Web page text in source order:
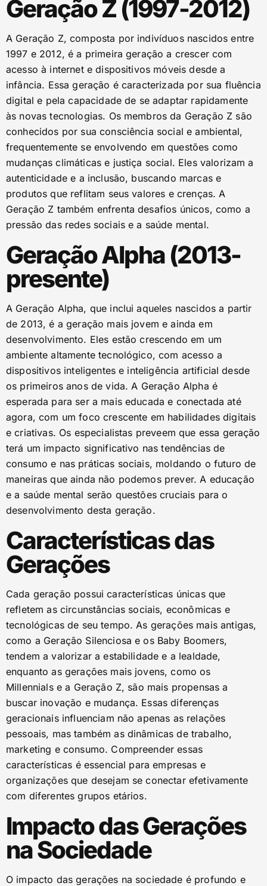
Geração Z (1997-2012)
A Geração Z, composta por indivíduos nascidos entre
1997 e 2012, é a primeira geração a crescer com
acesso à internet e dispositivos móveis desde a
infância. Essa geração é caracterizada por sua fluência
digital e pela capacidade de se adaptar rapidamente
às novas tecnologias. Os membros da Geração Z são
conhecidos por sua consciência social e ambiental,
frequentemente se envolvendo em questões como
mudanças climáticas e justiça social. Eles valorizam a
autenticidade e a inclusão, buscando marcas e
produtos que reflitam seus valores e crenças. A
Geração Z também enfrenta desafios únicos, como a
pressão das redes sociais e a saúde mental.
Geração Alpha (2013-
presente)
A Geração Alpha, que inclui aqueles nascidos a partir
de 2013, é a geração mais jovem e ainda em
desenvolvimento. Eles estão crescendo em um
ambiente altamente tecnológico, com acesso a
dispositivos inteligentes e inteligência artificial desde
os primeiros anos de vida. A Geração Alpha é
esperada para ser a mais educada e conectada até
agora, com um foco crescente em habilidades digitais
e criativas. Os especialistas preveem que essa geração
terá um impacto significativo nas tendências de
consumo e nas práticas sociais, moldando o futuro de
maneiras que ainda não podemos prever. A educação
e a saúde mental serão questões cruciais para o
desenvolvimento desta geração.
Características das
Gerações
Cada geração possui características únicas que
refletem as circunstâncias sociais, econômicas e
tecnológicas de seu tempo. As gerações mais antigas,
como a Geração Silenciosa e os Baby Boomers,
tendem a valorizar a estabilidade e a lealdade,
enquanto as gerações mais jovens, como os
Millennials e a Geração Z, são mais propensas a
buscar inovação e mudança. Essas diferenças
geracionais influenciam não apenas as relações
pessoais, mas também as dinâmicas de trabalho,
marketing e consumo. Compreender essas
características é essencial para empresas e
organizações que desejam se conectar efetivamente
com diferentes grupos etários.
Impacto das Gerações
na Sociedade
O impacto das gerações na sociedade é profundo e